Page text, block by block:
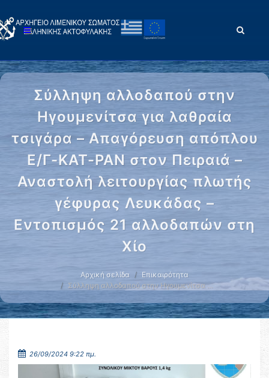
Σύλληψη αλλοδαπού στην
Ηγουμενίτσα για λαθραία
τσιγάρα – Απαγόρευση απόπλου
Ε/Γ-ΚΑΤ-ΡΑΝ στον Πειραιά –
Αναστολή λειτουργίας πλωτής
γέφυρας Λευκάδας –
Εντοπισμός 21 αλλοδαπών στη
Χίο
Αρχική σελίδα
Επικαιρότητα
Σύλληψη αλλοδαπού στην Ηγουμενίτσα …
26/09/2024 9:22 πμ.